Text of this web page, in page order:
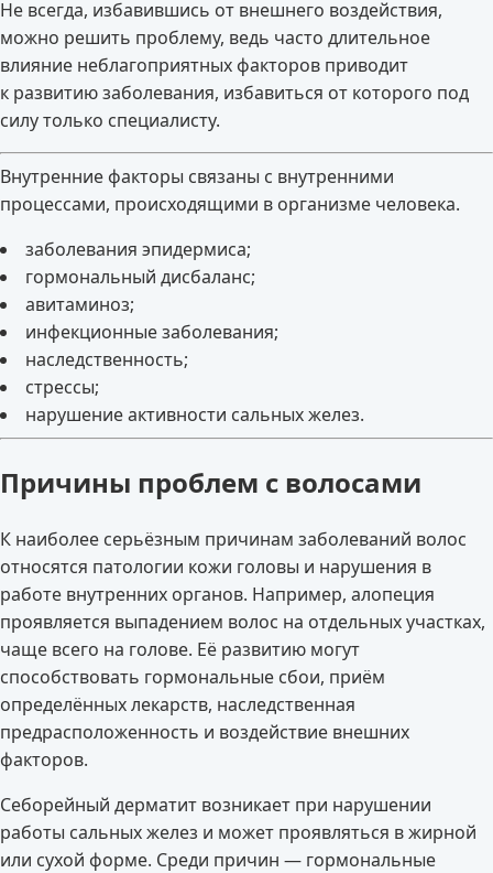
Не всегда, избавившись от внешнего воздействия,
можно решить проблему, ведь часто длительное
влияние неблагоприятных факторов приводит
к развитию заболевания, избавиться от которого под
силу только специалисту.
Внутренние факторы связаны с внутренними
процессами, происходящими в организме человека.
заболевания эпидермиса;
гормональный дисбаланс;
авитаминоз;
инфекционные заболевания;
наследственность;
стрессы;
нарушение активности сальных желез.
Причины проблем с волосами
К наиболее серьёзным причинам заболеваний волос
относятся патологии кожи головы и нарушения в
работе внутренних органов. Например, алопеция
проявляется выпадением волос на отдельных участках,
чаще всего на голове. Её развитию могут
способствовать гормональные сбои, приём
определённых лекарств, наследственная
предрасположенность и воздействие внешних
факторов.
Себорейный дерматит возникает при нарушении
работы сальных желез и может проявляться в жирной
или сухой форме. Среди причин — гормональные